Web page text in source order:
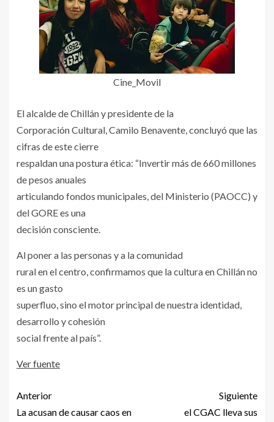
Cine_Movil
El alcalde de Chillán y presidente de la
Corporación Cultural, Camilo Benavente, concluyó que las
cifras de este cierre
respaldan una postura ética: “Invertir más de 660 millones
de pesos anuales
articulando fondos municipales, del Ministerio (PAOCC) y
del GORE es una
decisión consciente.
Al poner a las personas y a la comunidad
rural en el centro, confirmamos que la cultura en Chillán no
es un gasto
superfluo, sino el motor principal de nuestra identidad,
desarrollo y cohesión
social frente al país”.
Ver fuente
Anterior
La acusan de causar caos en
Siguiente
el CGAC lleva sus